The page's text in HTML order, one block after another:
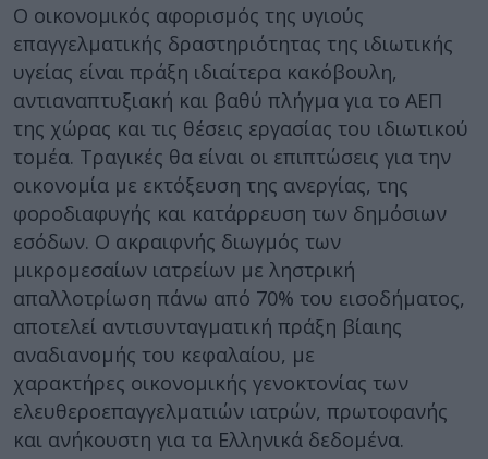
Ο οικονομικός αφορισμός της υγιούς
επαγγελματικής δραστηριότητας της ιδιωτικής
υγείας είναι πράξη ιδιαίτερα κακόβουλη,
αντιαναπτυξιακή και βαθύ πλήγμα για το ΑΕΠ
της χώρας και τις θέσεις εργασίας του ιδιωτικού
τομέα. Τραγικές θα είναι οι επιπτώσεις για την
οικονομία με εκτόξευση της ανεργίας, της
φοροδιαφυγής και κατάρρευση των δημόσιων
εσόδων. Ο ακραιφνής διωγμός των
μικρομεσαίων ιατρείων με ληστρική
απαλλοτρίωση πάνω από 70% του εισοδήματος,
αποτελεί αντισυνταγματική πράξη βίαιης
αναδιανομής του κεφαλαίου, με
χαρακτήρες οικονομικής γενοκτονίας των
ελευθεροεπαγγελματιών ιατρών, πρωτοφανής
και ανήκουστη για τα Ελληνικά δεδομένα.